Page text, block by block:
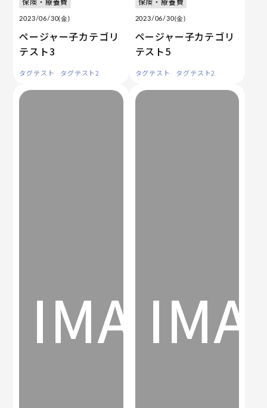
2023/06/30(金)
ページャー子カテゴリ
テスト3
タグテスト タグテスト2
2023/06/30(金)
ページャー子カテゴリ
テスト5
タグテスト タグテスト2